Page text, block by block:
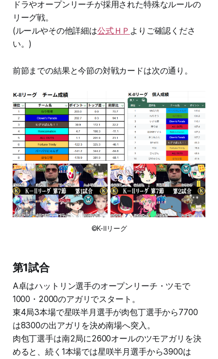
ドラやオープンリーチが採用された特殊なルールの
リーグ戦。
(ルールやその他詳細は公式ＨＰ よりご確認くださ
い。)
前節までの結果と今節の対戦カードは次の通り。
©K-Ⅱリーグ
第1試合
A卓はハットリン選手のオープンリーチ・ツモで
1000・2000のアガリでスタート。
東4局3本場で星咲半月選手が肉包丁選手から7700
は8300の出アガリを決め南場へ突入。
肉包丁選手は南2局に2600オールのツモアガリを決
めると、続く1本場では星咲半月選手から3900は